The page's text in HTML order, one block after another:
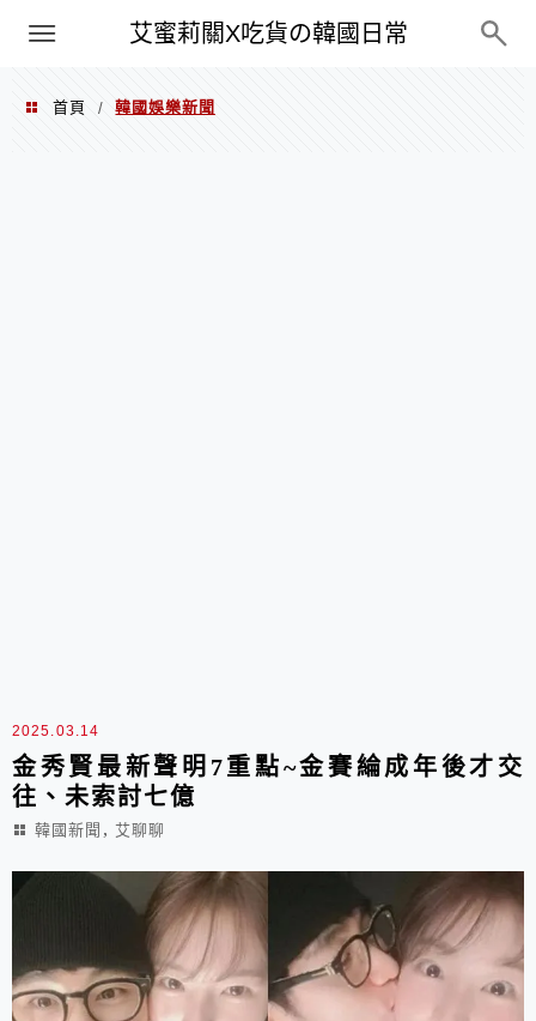
艾蜜莉關X吃貨の韓國日常
PXN
首頁 / 韓國娛樂新聞
2025.03.14
金秀賢最新聲明7重點~金賽綸成年後才交
往、未索討七億
韓國新聞 , 艾聊聊